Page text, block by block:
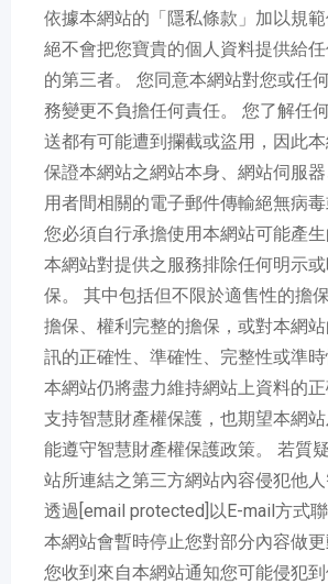
依據本網站的「隱私條款」加以規
絕不會把您寶貴的個人資料提供給
的第三者。 您同意本網站對您或任
務變更不負擔任何責任。 您了解任
送都有可能遭到攔截或盜用，因此
保證本網站之網站本身、網站伺服
用者間相關的電子郵件傳輸絕無病毒
您必須自行承擔使用本網站可能產生
本網站對提供之服務排除任何明示
保。 其中包括但不限於適售性的擔
擔保、權利完整的擔保，或對本網
訊的正確性、準確性、完整性或準
本網站仍將盡力維持網站上資料的
支持智慧財產權保護，也期望本網
能遵守智慧財產權保護政策。 若質
站所連結之第三方網站內容侵犯他
透過[email protected]以E-mail方式
本網站會暫時停止您對部分內容做
您收到來自本網站通知您可能侵犯